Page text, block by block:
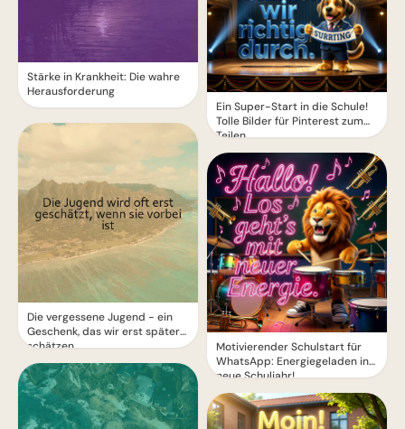
Stärke in Krankheit: Die wahre
Herausforderung
Die vergessene Jugend - ein
Geschenk, das wir erst später
schätzen
Ein Super-Start in die Schule!
Tolle Bilder für Pinterest zum
Teilen.
Motivierender Schulstart für
WhatsApp: Energiegeladen ins
neue Schuljahr!